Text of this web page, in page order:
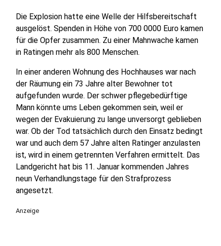
Die Explosion hatte eine Welle der Hilfsbereitschaft
ausgelöst. Spenden in Höhe von 700 0000 Euro kamen
für die Opfer zusammen. Zu einer Mahnwache kamen
in Ratingen mehr als 800 Menschen.
In einer anderen Wohnung des Hochhauses war nach
der Räumung ein 73 Jahre alter Bewohner tot
aufgefunden wurde. Der schwer pflegebedürftige
Mann könnte ums Leben gekommen sein, weil er
wegen der Evakuierung zu lange unversorgt geblieben
war. Ob der Tod tatsächlich durch den Einsatz bedingt
war und auch dem 57 Jahre alten Ratinger anzulasten
ist, wird in einem getrennten Verfahren ermittelt. Das
Landgericht hat bis 11. Januar kommenden Jahres
neun Verhandlungstage für den Strafprozess
angesetzt.
Anzeige